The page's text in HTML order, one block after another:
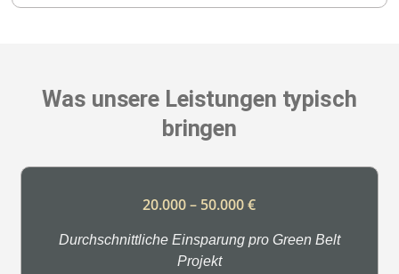
Was unsere Leistungen typisch
bringen
20.000 – 50.000 €
Durchschnittliche Einsparung pro Green Belt
Projekt